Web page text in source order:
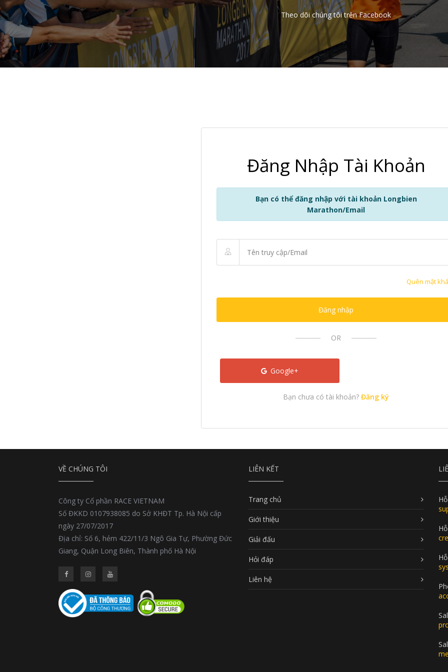
Theo dõi chúng tôi trên Facebook
Đăng Nhập Tài Khoản
Bạn có thể đăng nhập với tài khoản Longbien
Marathon/Email
Quên mật
Đăng nhập
OR
Google+
Bạn chưa có tài khoản? Đăng ký
VỀ CHÚNG TÔI
Công ty Cổ phần RACE VIETNAM
Số ĐKKD 0107938085 do Sở KHĐT Tp. Hà Nội cấp
ngày 27/07/2017
Địa chỉ: Số 6, hẻm 422/11/3 Ngô Gia Tự, Phường Đức
Giang, Quận Long Biên, Thành phố Hà Nội
LIÊN KẾT
Trang chủ
Giới thiệu
Giải đấu
Hỏi đáp
Liên hệ